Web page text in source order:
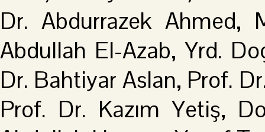
Dr. Abdurrazek Ahmed,
Abdullah El-Azab, Yrd.
Dr. Bahtiyar Aslan, Prof.
Prof. Dr. Kazım Yetiş,